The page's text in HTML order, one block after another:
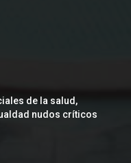
de la salud,
nudos críticos